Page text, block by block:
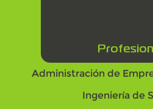
Administración de
Ingeniería de